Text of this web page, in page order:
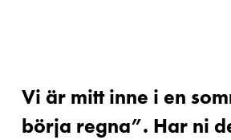
Vi är mitt inne i en
börja regna”. Har ni